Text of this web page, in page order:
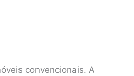
convencionais. A